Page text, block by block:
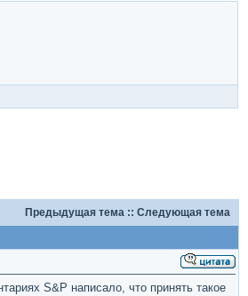
Предыдущая тема :: Следующая тема
S&P написало, что принять такое